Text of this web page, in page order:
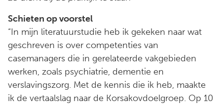
Schieten op voorstel
“In mijn literatuurstudie heb ik gekeken naar wat
geschreven is over competenties van
casemanagers die in gerelateerde vakgebieden
werken, zoals psychiatrie, dementie en
verslavingszorg. Met de kennis die ik heb, maakte
ik de vertaalslag naar de Korsakovdoelgroep. Op 10